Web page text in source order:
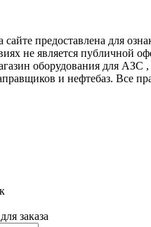
предоставлена для
не является публичной
оборудования для АЗС
и нефтебаз. Все
заказа